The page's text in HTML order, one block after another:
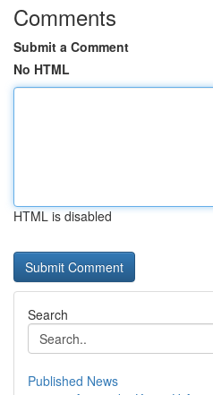
Comments
Submit a Comment
No HTML
HTML is disabled
Search
Published News